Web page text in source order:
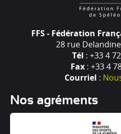
FFS - Fédération
28 rue
Tél : +33 4
Fax : +33 4
Courriel :
Nos agréments